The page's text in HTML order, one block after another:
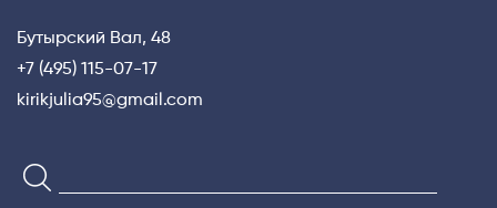
Бутырский Вал, 48
+7 (495) 115-07-17
kirikjulia95@gmail.com